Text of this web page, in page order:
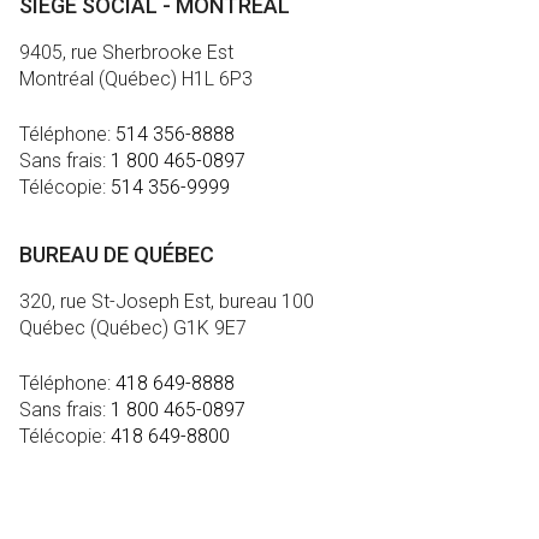
SIÈGE SOCIAL - MONTRÉAL
9405, rue Sherbrooke Est
Montréal (Québec) H1L 6P3
Téléphone: 514 356-8888
Sans frais: 1 800 465-0897
Télécopie: 514 356-9999
BUREAU DE QUÉBEC
320, rue St-Joseph Est, bureau 100
Québec (Québec) G1K 9E7
Téléphone: 418 649-8888
Sans frais: 1 800 465-0897
Télécopie: 418 649-8800